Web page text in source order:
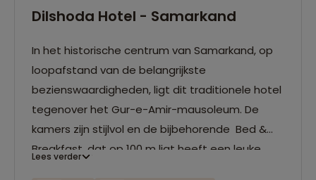
Dilshoda Hotel - Samarkand
In het historische centrum van Samarkand, op
loopafstand van de belangrijkste
bezienswaardigheden, ligt dit traditionele hotel
tegenover het Gur-e-Amir-mausoleum. De
kamers zijn stijlvol en de bijbehorende Bed &
Breakfast, dat op 100 m ligt heeft een leuke
Lees verder